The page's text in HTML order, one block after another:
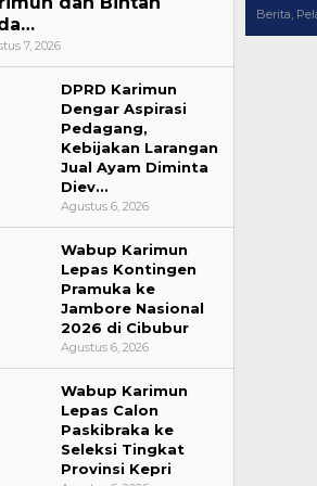
7, 2026
DPRD Karimun
Dengar Aspirasi
Pedagang,
Kebijakan Larangan
Jual Ayam Diminta
Diev…
Agustus 6, 2026
Wabup Karimun
Lepas Kontingen
Pramuka ke
Jambore Nasional
2026 di Cibubur
Agustus 6, 2026
Wabup Karimun
Lepas Calon
Paskibraka ke
Seleksi Tingkat
Provinsi Kepri
Berita,